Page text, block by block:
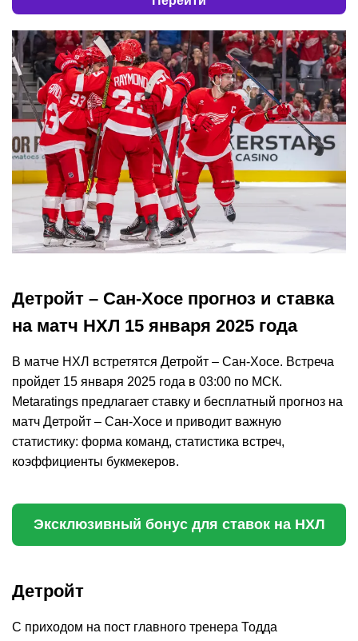
Детройт – Сан-Хосе прогноз и ставка
на матч НХЛ 15 января 2025 года
В матче НХЛ встретятся Детройт – Сан-Хосе. Встреча
пройдет 15 января 2025 года в 03:00 по МСК.
Metaratings предлагает ставку и бесплатный прогноз на
матч Детройт – Сан-Хосе и приводит важную
статистику: форма команд, статистика встреч,
коэффициенты букмекеров.
Эксклюзивный бонус для ставок на НХЛ
Детройт
С приходом на пост главного тренера Тодда